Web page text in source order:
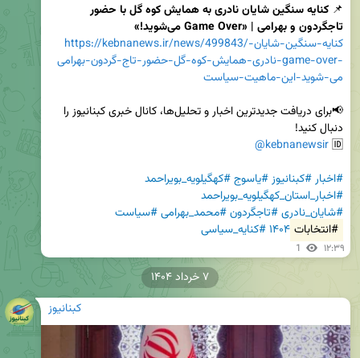
📌
کنایه سنگین شایان نادری به همایش کوه گل با حضور
تاجگردون و بهرامی | «Game Over می‌شوید!»
https://kebnanews.ir/news/499843/کنایه-سنگین-شایان-
نادری-همایش-کوه-گل-حضور-تاج-گردون-بهرامی-game-over-
می-شوید-این-ماهیت-سیاست
🆔
@kebnanewsir
#اخبار#کبنانیوز#یاسوج#کهگیلویه_بویراحمد
#اخبار_استان_کهگیلویه_بویراحمد
#شایان_نادری#تاجگردون#محمد_بهرامی#سیاست
#انتخابات ۱۴۰۴#کنایه_سیاسی
1 ۱۲:۳۹
کبنانیوز
۷ خرداد ۱۴۰۴